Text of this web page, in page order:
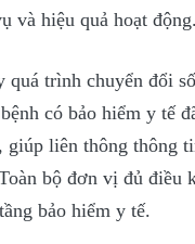
và hiệu quả hoạt
trình chuyển đổi
có bảo hiểm y tế
liên thông thông
bộ đơn vị đủ
bảo hiểm y tế.